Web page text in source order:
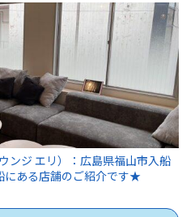
ンジ エリ）：広島県福山市入船
にある店舗のご紹介です★